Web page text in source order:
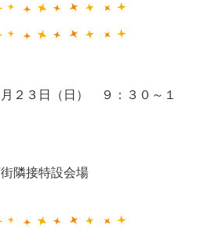
２３日（日） ９：３０～１
隣接特設会場